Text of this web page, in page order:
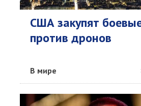
США закупят
против дронов
В мире